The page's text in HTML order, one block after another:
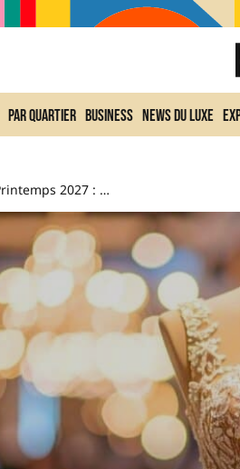
Par quartier Business News du Luxe
Robes De Mariée Printemps 2027 : Dentelle, Encolures Dos Nu Et Teintes Pastel Dominent Les Défilés